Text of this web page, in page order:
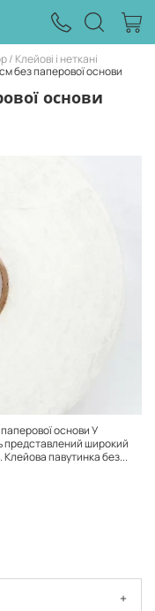
Клейові і неткані
без паперової основи
основи
основи У
представлений широкий
Клейова павутинка без...
+